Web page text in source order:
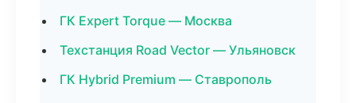
ГК Expert Torque — Москва
Техстанция Road Vector — Ульяновск
ГК Hybrid Premium — Ставрополь